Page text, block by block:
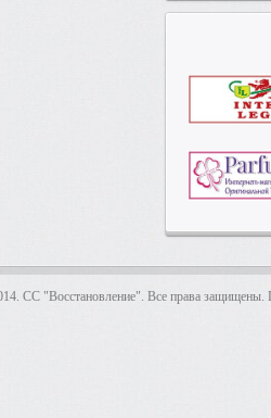
CC "Восстановление". Все права